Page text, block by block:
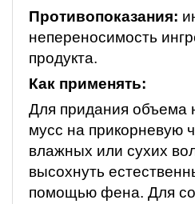
Противопоказания:
непереносимость
продукта.
Как применять:
Для придания объема
мусс на прикорневую
влажных или сухих
высохнуть
помощью фена. Для